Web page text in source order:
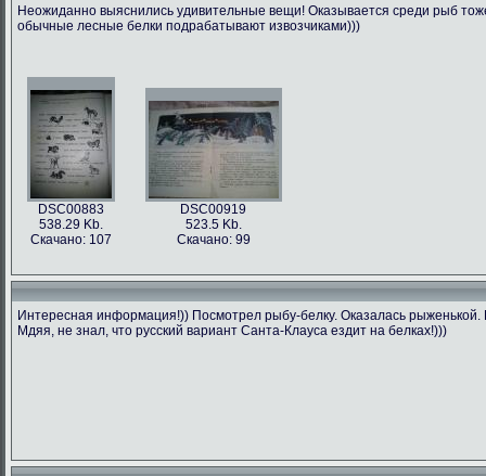
Неожиданно выяснились удивительные вещи! Оказывается среди рыб
обычные лесные белки подрабатывают извозчиками)))
DSC00883
538.29 Kb.
Скачано: 107
DSC00919
523.5 Kb.
Скачано: 99
Интересная информация!)) Посмотрел рыбу-белку. Оказалась рыженькой.
Мдяя, не знал, что русский вариант Санта-Клауса ездит на белках!)))